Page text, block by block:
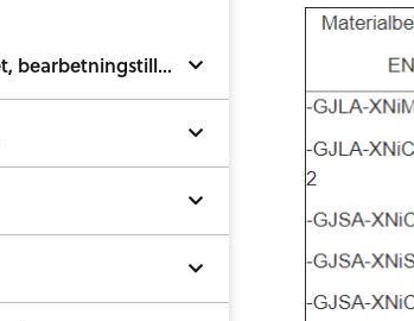
4. Måttnoggrannhet, bearbetningstillägg och ytjämnhet